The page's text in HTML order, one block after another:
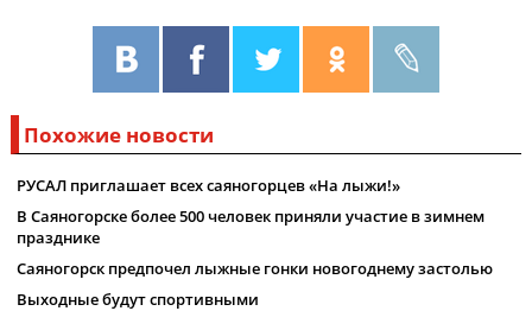
Похожие новости
РУСАЛ приглашает всех саяногорцев «На лыжи!»
В Саяногорске более 500 человек приняли участие в зимнем
празднике
Саяногорск предпочел лыжные гонки новогоднему застолью
Выходные будут спортивными